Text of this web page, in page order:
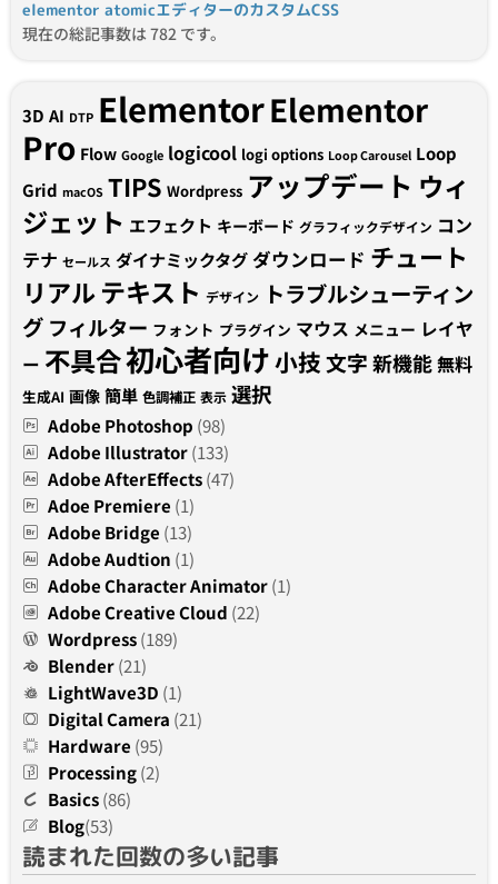
elementor atomicエディターのカスタムCSS
現在の総記事数は 782 です。
3D AI DTP ElementorElementor
Pro Flow Google logicool logi options Loop Carousel Loop
Grid macOS TIPS Wordpress アップデート ウィ
ジェット エフェクト キーボード グラフィックデザイン コン
テナ セールス ダイナミックタグダウンロード チュート
リアルテキスト デザイン トラブルシューティン
グ フィルター フォント プラグイン マウス メニュー レイヤ
ー 不具合初心者向け小技文字新機能無料
生成AI 画像 簡単 色調補正 表示 選択
Adobe Photoshop (98)
Adobe Illustrator(133)
Adobe AfterEffects(47)
Adoe Premiere (1)
Adobe Bridge (13)
Adobe Audtion (1)
Adobe Character Animator(1)
Adobe Creative Cloud (22)
Wordpress(189)
Blender(21)
LightWave3D (1)
Digital Camera (21)
Hardware (95)
Processing(2)
Basics(86)
Blog(53)
読まれた回数の多い記事